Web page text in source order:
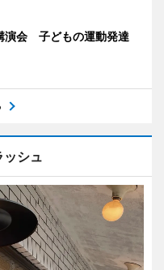
演会 子どもの運動発達
ッシュ